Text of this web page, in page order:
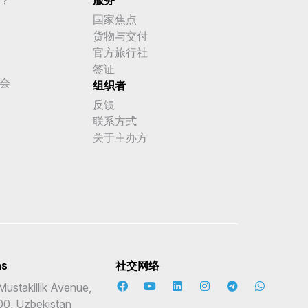
国家焦点
货物与交付
官方旅行社
签证
组织者
反馈
联系方式
关于主办方
Avenue,
Uzbekistan
社交网络